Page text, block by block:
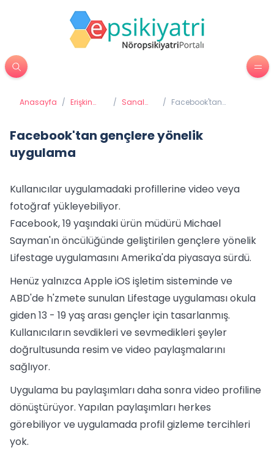
Anasayfa / Erişkin
/ Sanal
/ Facebook'tan
Facebook'tan gençlere yönelik
uygulama
Kullanıcılar uygulamadaki profillerine video veya
fotoğraf yükleyebiliyor.
Facebook, 19 yaşındaki ürün müdürü Michael
Sayman'ın öncülüğünde geliştirilen gençlere yönelik
Lifestage uygulamasını Amerika'da piyasaya sürdü.
Henüz yalnızca Apple iOS işletim sisteminde ve
ABD'de h'zmete sunulan Lifestage uygulaması okula
giden 13 - 19 yaş arası gençler için tasarlanmış.
Kullanıcıların sevdikleri ve sevmedikleri şeyler
doğrultusunda resim ve video paylaşmalarını
sağlıyor.
Uygulama bu paylaşımları daha sonra video profiline
dönüştürüyor. Yapılan paylaşımları herkes
görebiliyor ve uygulamada profil gizleme tercihleri
yok.